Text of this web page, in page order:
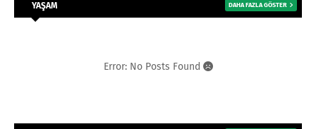
YAŞAM DAHA FAZLA GÖSTER
Error: No Posts Found